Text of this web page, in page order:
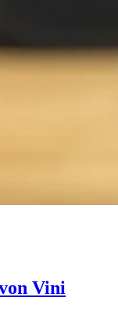
Vini